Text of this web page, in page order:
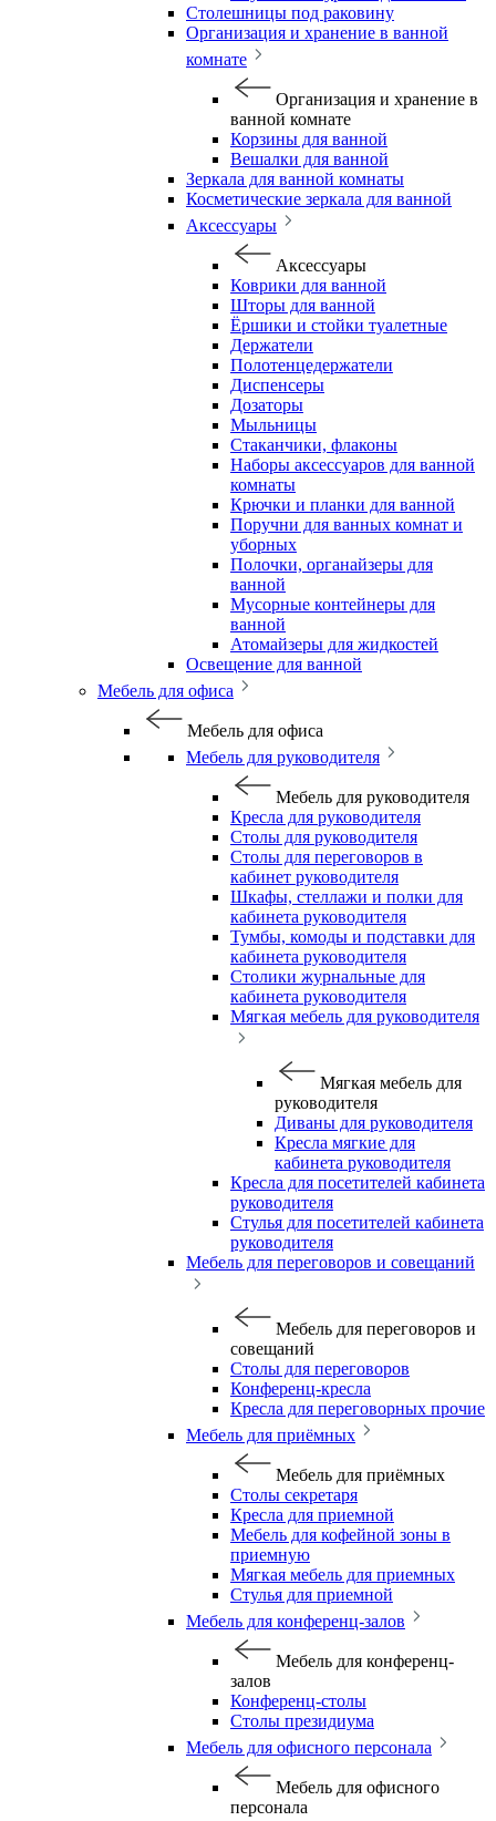
Столешницы под раковину
Организация и хранение в ванной
комнате
Организация и хранение в
ванной комнате
Корзины для ванной
Вешалки для ванной
Зеркала для ванной комнаты
Косметические зеркала для ванной
Аксессуары
Аксессуары
Коврики для ванной
Шторы для ванной
Ёршики и стойки туалетные
Держатели
Полотенцедержатели
Диспенсеры
Дозаторы
Мыльницы
Стаканчики, флаконы
Наборы аксессуаров для ванной
комнаты
Крючки и планки для ванной
Поручни для ванных комнат и
уборных
Полочки, органайзеры для
ванной
Мусорные контейнеры для
ванной
Атомайзеры для жидкостей
Освещение для ванной
Мебель для офиса
Мебель для офиса
Мебель для руководителя
Мебель для руководителя
Кресла для руководителя
Столы для руководителя
Столы для переговоров в
кабинет руководителя
Шкафы, стеллажи и полки для
кабинета руководителя
Тумбы, комоды и подставки для
кабинета руководителя
Столики журнальные для
кабинета руководителя
Мягкая мебель для руководителя
Мягкая мебель для
руководителя
Диваны для руководителя
Кресла мягкие для
кабинета руководителя
Кресла для посетителей кабинета
руководителя
Стулья для посетителей кабинета
руководителя
Мебель для переговоров и совещаний
Мебель для переговоров и
совещаний
Столы для переговоров
Конференц-кресла
Кресла для переговорных прочие
Мебель для приёмных
Мебель для приёмных
Столы секретаря
Кресла для приемной
Мебель для кофейной зоны в
приемную
Мягкая мебель для приемных
Стулья для приемной
Мебель для конференц-залов
Мебель для конференц-
залов
Конференц-столы
Столы президиума
Мебель для офисного персонала
Мебель для офисного
персонала